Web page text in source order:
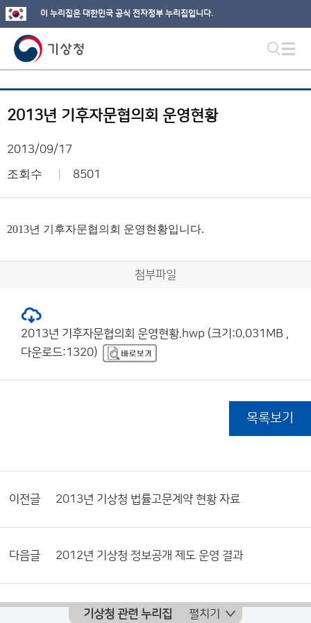
이 누리집은 대한민국 공식 전자정부 누리집입니다.
2013년 기후자문협의회 운영현황
2013/09/17
조회수 8501
2013년 기후자문협의회 운영현황입니다.
첨부파일
2013년 기후자문협의회 운영현황.hwp (크기:0.031MB ,
다운로드:1320)
목록보기
이전글 2013년 기상청 법률고문계약 현황 자료
다음글 2012년 기상청 정보공개 제도 운영 결과
기상청 관련 누리집 펼치기